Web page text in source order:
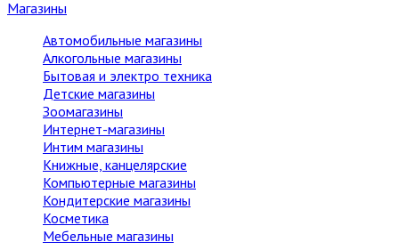
Магазины
Автомобильные магазины
Алкогольные магазины
Бытовая и электро техника
Детские магазины
Зоомагазины
Интернет-магазины
Интим магазины
Книжные, канцелярские
Компьютерные магазины
Кондитерские магазины
Косметика
Мебельные магазины